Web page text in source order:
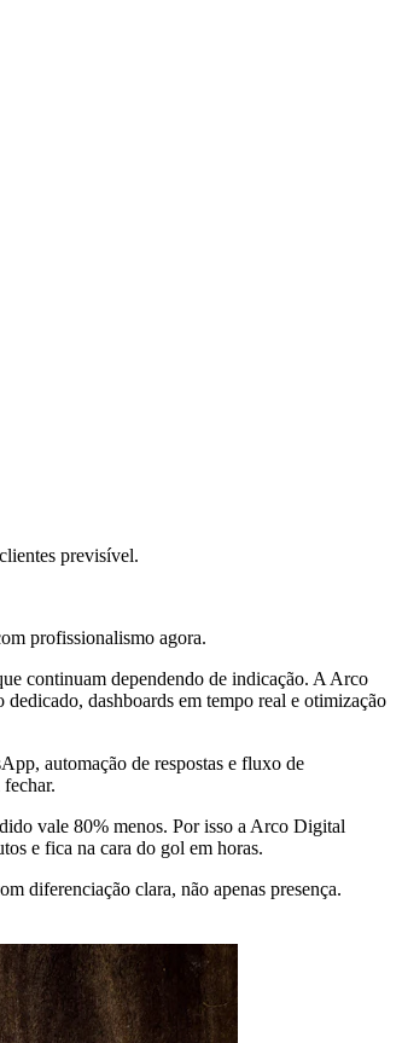
previsível.
profissionalismo agora.
continuam dependendo de indicação. A Arco
dashboards em tempo real e otimização
automação de respostas e fluxo de
vale 80% menos. Por isso a Arco Digital
e fica na cara do gol em horas.
diferenciação clara, não apenas presença.